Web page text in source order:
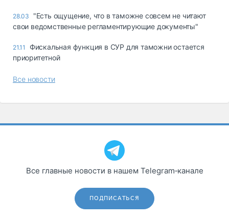
28.03
"Есть ощущение, что в таможне совсем не читают
свои ведомственные регламентирующие документы"
21.11
Фискальная функция в СУР для таможни остается
приоритетной
Все новости
Все главные новости в нашем Telegram‑канале
ПОДПИСАТЬСЯ